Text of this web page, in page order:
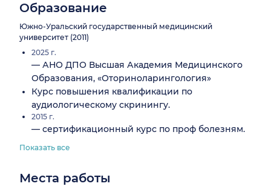
Образование
Южно-Уральский государственный медицинский
университет (2011)
2025 г.
— АНО ДПО Высшая Академия Медицинского
Образования, «Оториноларингология»
Курс повышения квалификации по
аудиологическому скринингу.
2015 г.
— сертификационный курс по проф болезням.
Показать все
Места работы